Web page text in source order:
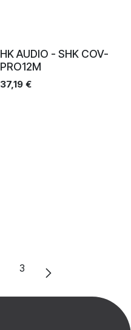
HK AUDIO - SHK COV-
PRO12M
37,19€
3